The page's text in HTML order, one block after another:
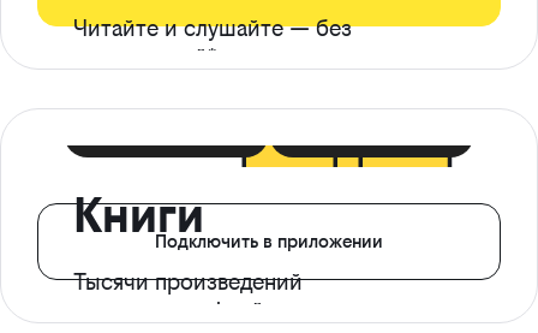
Читайте и слушайте — без
ограничений*
Книги
Тысячи произведений
с доступом офлайн
Подключить в приложении